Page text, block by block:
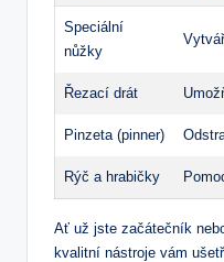
Speciální‍
nůžky
Řezací drát
Pinzeta (pinner)
Rýč a ‌hrabičky
Ať ​už jste začátečník
kvalitní nástroje vám